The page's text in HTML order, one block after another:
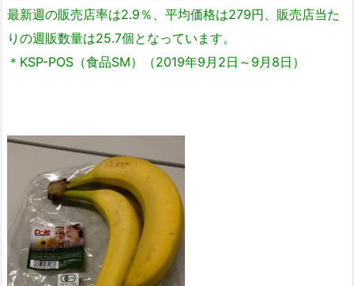
最新週の販売店率は2.9％、平均価格は279円、販売店当た
りの週販数量は25.7個となっています。
＊KSP-POS（食品SM）（2019年9月2日～9月8日）